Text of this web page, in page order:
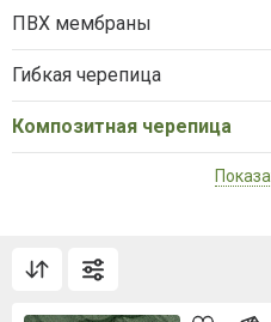
ПВХ мембраны
Гибкая черепица
Композитная черепица